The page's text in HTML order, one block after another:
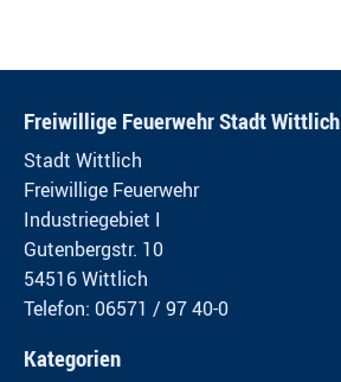
Freiwillige Feuerwehr Stadt Wittlich
Stadt Wittlich
Freiwillige Feuerwehr
Industriegebiet I
Gutenbergstr. 10
54516 Wittlich
Telefon: 06571 / 97 40-0
Kategorien